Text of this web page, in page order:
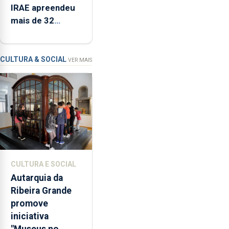
Ensino
Superior
1.ª
fase,
um
aumento
de
21,8%
face
ao
ano
e
o
maior
número
de
IRAE apreendeu
mais de 32
alimentos entre
2021 e 2025 nos
Açores
CULTURA & SOCIAL VER MAIS
CULTURA E SOCIAL
Autarquia da
Ribeira Grande
promove
iniciativa